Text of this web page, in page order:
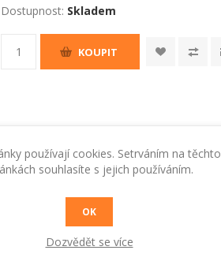
Dostupnost: Skladem
KOUPIT
používají cookies. Setrváním na těchto
souhlasíte s jejich používáním.
OK
Dozvědět se více